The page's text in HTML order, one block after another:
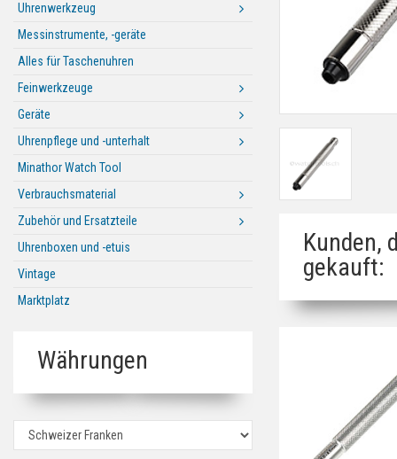
Uhrenwerkzeug
Messinstrumente, -geräte
Alles für Taschenuhren
Feinwerkzeuge
Geräte
Uhrenpflege und -unterhalt
Minathor Watch Tool
Verbrauchsmaterial
Zubehör und Ersatzteile
Uhrenboxen und -etuis
Vintage
Marktplatz
Währungen
Kunden,
gekauft: